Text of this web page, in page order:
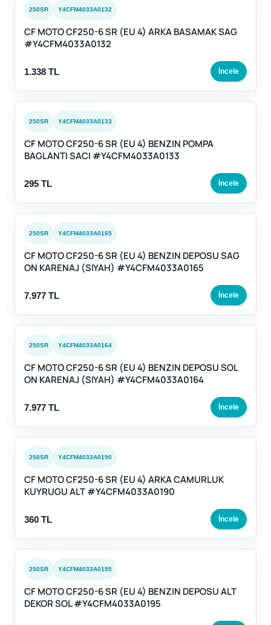
250SR Y4CFM4033A0132
CF MOTO CF250-6 SR (EU 4) ARKA BASAMAK SAG
#Y4CFM4033A0132
1.338 TL İncele
250SR Y4CFM4033A0133
CF MOTO CF250-6 SR (EU 4) BENZIN POMPA
BAGLANTI SACI #Y4CFM4033A0133
295 TL İncele
250SR Y4CFM4033A0165
CF MOTO CF250-6 SR (EU 4) BENZIN DEPOSU SAG
ON KARENAJ (SIYAH) #Y4CFM4033A0165
7.977 TL İncele
250SR Y4CFM4033A0164
CF MOTO CF250-6 SR (EU 4) BENZIN DEPOSU SOL
ON KARENAJ (SIYAH) #Y4CFM4033A0164
7.977 TL İncele
250SR Y4CFM4033A0190
CF MOTO CF250-6 SR (EU 4) ARKA CAMURLUK
KUYRUGU ALT #Y4CFM4033A0190
360 TL İncele
250SR Y4CFM4033A0195
CF MOTO CF250-6 SR (EU 4) BENZIN DEPOSU ALT
DEKOR SOL #Y4CFM4033A0195